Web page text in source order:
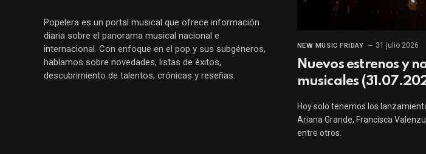
Popelera es un portal musical que ofrece información
diaria sobre el panorama musical nacional e
internacional. Con enfoque en el pop y sus subgéneros,
hablamos sobre novedades, listas de éxitos,
descubrimiento de talentos, crónicas y reseñas.
NEW MUSIC FRIDAY 31 julio 2026
Nuevos estrenos y
musicales
Hoy solo tenemos los
Ariana Grande, Francisca
entre otros.